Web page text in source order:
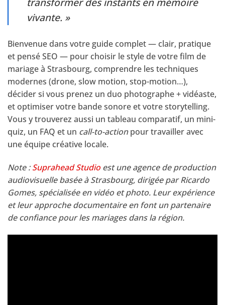
vivante. »
Bienvenue dans votre guide complet — clair, pratique
et pensé SEO — pour choisir le style de votre film de
mariage à Strasbourg, comprendre les techniques
modernes (drone, slow motion, stop-motion…),
décider si vous prenez un duo photographe + vidéaste,
et optimiser votre bande sonore et votre storytelling.
Vous y trouverez aussi un tableau comparatif, un mini-
quiz, un FAQ et un call-to-actionpour travailler avec
une équipe créative locale.
Note :Suprahead Studioest une agence de production
audiovisuelle basée à Strasbourg, dirigée par Ricardo
Gomes, spécialisée en vidéo et photo. Leur expérience
et leur approche documentaire en font un partenaire
de confiance pour les mariages dans la région.